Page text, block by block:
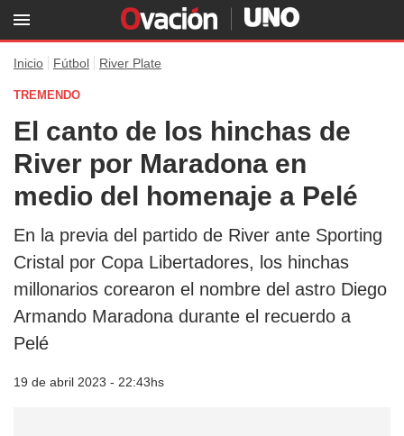
Inicio Fútbol River Plate
TREMENDO
El canto de los hinchas de
River por Maradona en
medio del homenaje a Pelé
En la previa del partido de River ante Sporting
Cristal por Copa Libertadores, los hinchas
millonarios corearon el nombre del astro Diego
Armando Maradona durante el recuerdo a
Pelé
19 de abril 2023 - 22:43hs